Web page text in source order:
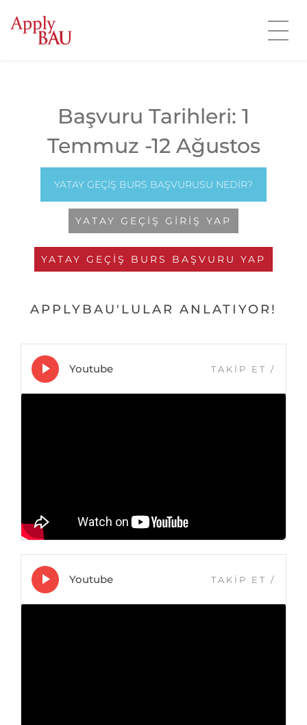
Başvuru Tarihleri: 1
Temmuz -12 Ağustos
YATAY GEÇIŞ BURS BAŞVURUSU NEDIR?
YATAY GEÇIŞ GIRIŞ YAP
YATAY GEÇIŞ BURS BAŞVURU YAP
APPLYBAU'LULAR ANLATIYOR!
Youtube TAKİP ET /
Youtube TAKİP ET /